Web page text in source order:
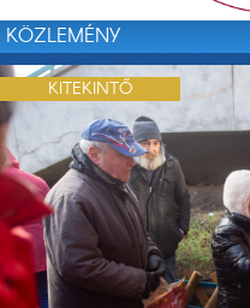
KÖZLEMÉNY
KITEKINTŐ